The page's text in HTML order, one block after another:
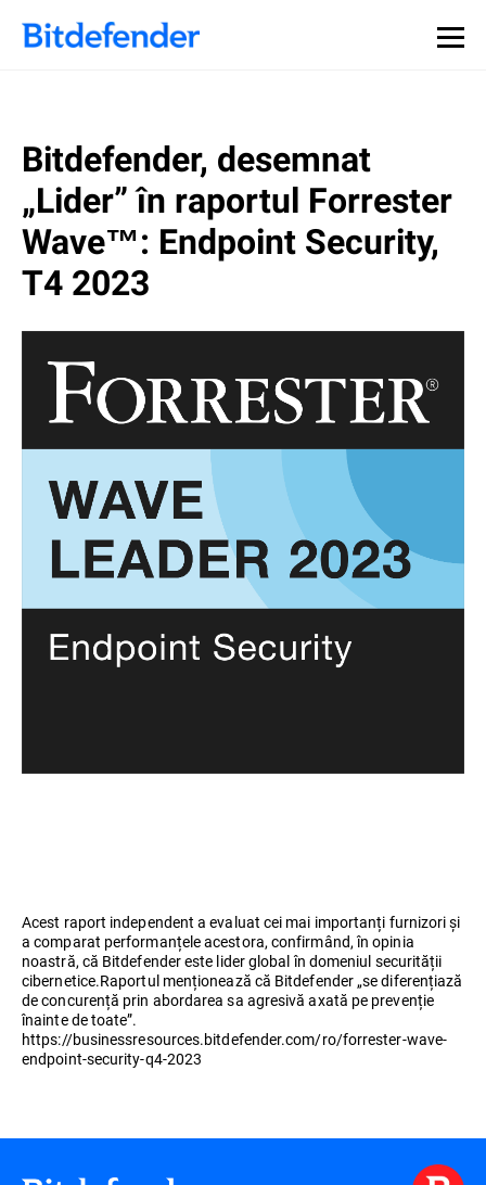
Bitdefender, desemnat
„Lider” în raportul Forrester
Wave™: Endpoint Security,
T4 2023
Acest raport independent a evaluat cei mai importanți furnizori și
a comparat performanțele acestora, confirmând, în opinia
noastră, că Bitdefender este lider global în domeniul securității
cibernetice.Raportul menționează că Bitdefender „se diferențiază
de concurență prin abordarea sa agresivă axată pe prevenție
înainte de toate”.
https://businessresources.bitdefender.com/ro/forrester-wave-
endpoint-security-q4-2023